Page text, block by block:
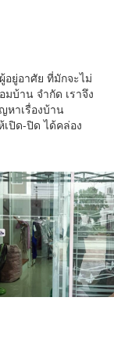
ยู่อาศัย ที่มักจะไม่
บ้าน จำกัด เราจึง
หาเรื่องบ้าน
ปิด-ปิด ได้คล่อง